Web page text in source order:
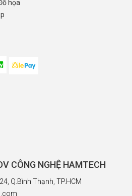
họa
CÔNG NGHỆ HAMTECH
Q.Bình Thạnh, TP.HCM